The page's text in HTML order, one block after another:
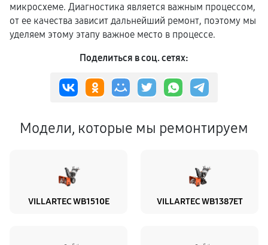
микросхеме. Диагностика является важным процессом,
от ее качества зависит дальнейший ремонт, поэтому мы
уделяем этому этапу важное место в процессе.
Поделиться в соц. сетях:
Модели, которые мы ремонтируем
VILLARTEC WB1510E VILLARTEC WB1387ET